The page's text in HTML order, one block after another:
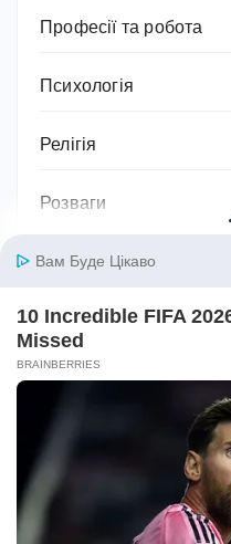
Професії та робота
Психологія
Релігія
Розваги
Садівництво та
Сантехніка
Своїми руками
Серіали